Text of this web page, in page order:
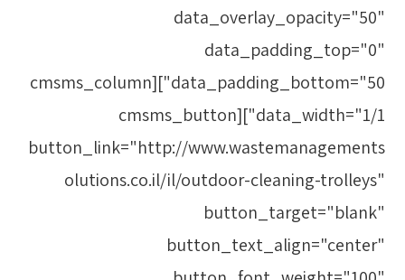
data_overlay_opacity="50"
data_padding_top="0"
data_padding_bottom="50"][cmsms_column
data_width="1/1"][cmsms_button
button_link="http://www.wastemanagements
olutions.co.il/il/outdoor-cleaning-trolleys"
button_target="blank"
button_text_align="center"